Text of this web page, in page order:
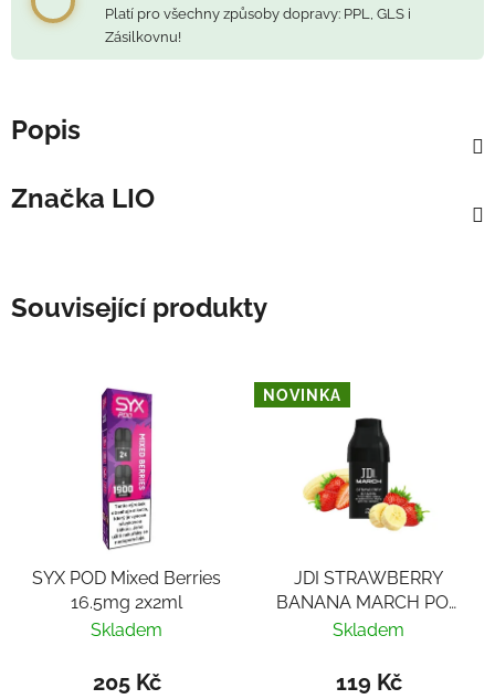
Platí pro všechny způsoby dopravy: PPL, GLS i
Zásilkovnu!
Popis
Značka LIO
Související produkty
SYX POD Mixed Berries
16.5mg 2x2ml
Skladem
205 Kč
NOVINKA
JDI STRAWBERRY
BANANA MARCH POD
20mg
Skladem
119 Kč